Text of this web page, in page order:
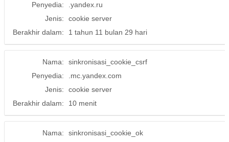
Penyedia:
.yandex.ru
Jenis:
cookie server
Berakhir dalam:
1 tahun 11 bulan 29 hari
Nama:
sinkronisasi_cookie_csrf
Penyedia:
.mc.yandex.com
Jenis:
cookie server
Berakhir dalam:
10 menit
Nama:
sinkronisasi_cookie_ok